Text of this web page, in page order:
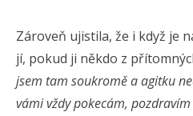
Zároveň ujistila, že i když je
jí, pokud ji někdo z
jsem tam soukromě a agitku
vámi vždy pokecám,